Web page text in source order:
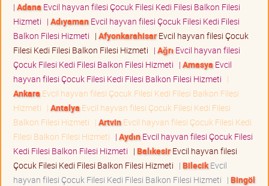
| Adana Evcil hayvan filesi Çocuk Filesi Kedi Filesi Balkon Filesi
Hizmeti | AdıyamanEvcil hayvan filesi Çocuk Filesi Kedi Filesi
Balkon Filesi Hizmeti | AfyonkarahisarEvcil hayvan filesi Çocuk
Filesi Kedi Filesi Balkon Filesi Hizmeti | Ağrı Evcil hayvan filesi
Çocuk Filesi Kedi Filesi Balkon Filesi Hizmeti | Amasya Evcil
hayvan filesi Çocuk Filesi Kedi Filesi Balkon Filesi Hizmeti |
Ankara Evcil hayvan filesi Çocuk Filesi Kedi Filesi Balkon Filesi
Hizmeti | Antalya Evcil hayvan filesi Çocuk Filesi Kedi Filesi
Balkon Filesi Hizmeti | ArtvinEvcil hayvan filesi Çocuk Filesi Kedi
Filesi Balkon Filesi Hizmeti | AydınEvcil hayvan filesi Çocuk Filesi
Kedi Filesi Balkon Filesi Hizmeti | BalıkesirEvcil hayvan filesi
Çocuk Filesi Kedi Filesi Balkon Filesi Hizmeti | BilecikEvcil
hayvan filesi Çocuk Filesi Kedi Filesi Balkon Filesi Hizmeti | Bingöl